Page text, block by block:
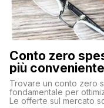
Conto zero
più conveniente
Trovare un conto zero
fondamentale per
Le offerte sul mercato